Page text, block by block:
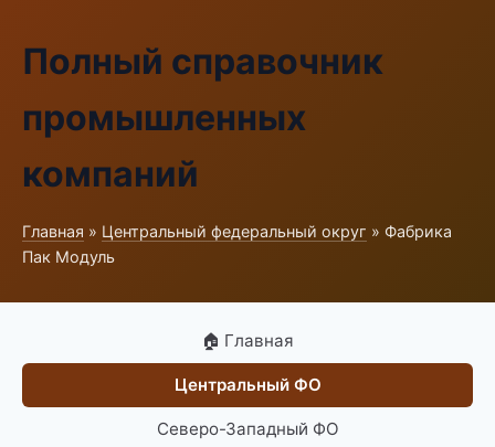
Полный справочник
промышленных
компаний
Главная » Центральный федеральный округ » Фабрика
Пак Модуль
🏠 Главная
Центральный ФО
Северо-Западный ФО